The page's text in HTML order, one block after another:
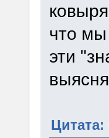
что
эти
Цитата: